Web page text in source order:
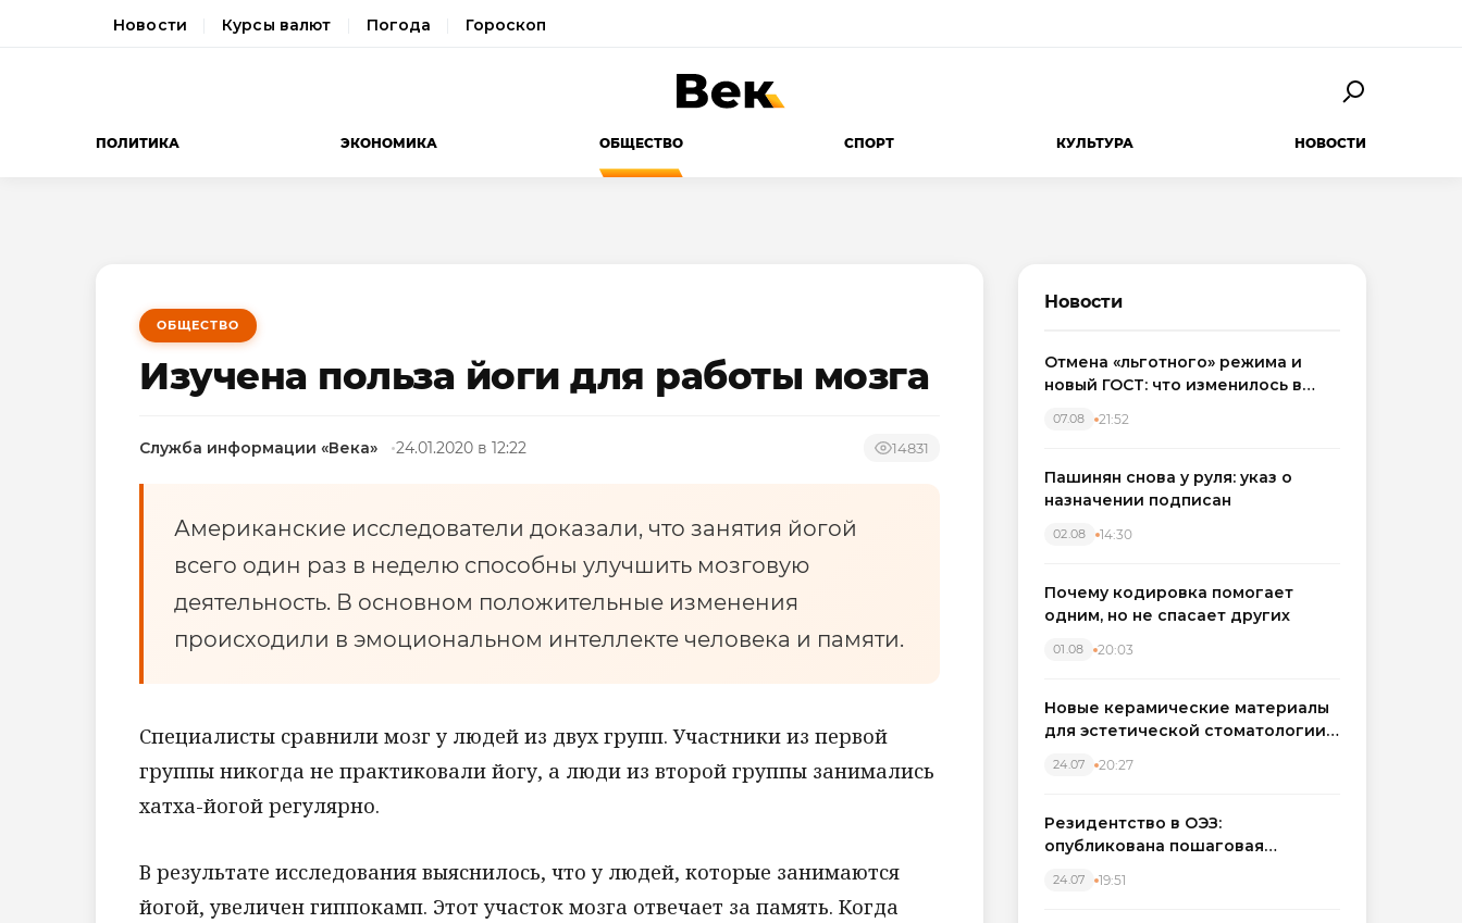
Новости Курсы валют Погода Гороскоп
ПОЛИТИКА ЭКОНОМИКА ОБЩЕСТВО СПОРТ КУЛЬТУРА НОВОСТИ
ОБЩЕСТВО
Изучена польза йоги для работы мозга
Служба информации «Века» 24.01.2020 в 12:22 14831
Американские исследователи доказали, что занятия йогой
всего один раз в неделю способны улучшить мозговую
деятельность. В основном положительные изменения
происходили в эмоциональном интеллекте человека и памяти.
Специалисты сравнили мозг у людей из двух групп. Участники из первой
группы никогда не практиковали йогу, а люди из второй группы занимались
хатха-йогой регулярно.
В результате исследования выяснилось, что у людей, которые занимаются
йогой, увеличен гиппокамп. Этот участок мозга отвечает за память. Когда
Новости
Отмена «льготного» режима и
новый ГОСТ: что изменилось в
07.08 21:52
Пашинян снова у руля: указ о
назначении подписан
02.08 14:30
Почему кодировка помогает
одним, но не спасает других
01.08 20:03
Новые керамические материалы
для эстетической стоматологии
24.07 20:27
Резидентство в ОЭЗ:
опубликована пошаговая
налоговых льгот для инвесторов
24.07 19:51